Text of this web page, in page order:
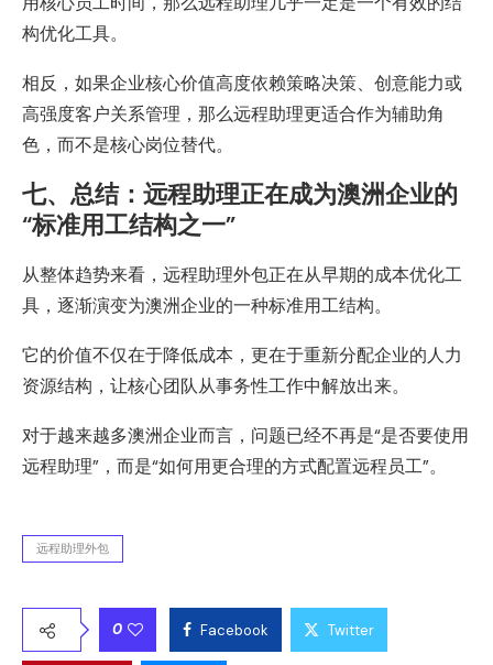
构优化工具。
相反，如果企业核心价值高度依赖策略决策、创意能力或
高强度客户关系管理，那么远程助理更适合作为辅助角
色，而不是核心岗位替代。
七、总结：远程助理正在成为澳洲企业的
“标准用工结构之一”
从整体趋势来看，远程助理外包正在从早期的成本优化工
具，逐渐演变为澳洲企业的一种标准用工结构。
它的价值不仅在于降低成本，更在于重新分配企业的人力
资源结构，让核心团队从事务性工作中解放出来。
对于越来越多澳洲企业而言，问题已经不再是“是否要使用
远程助理”，而是“如何用更合理的方式配置远程员工”。
远程助理外包
0 Facebook Twitter